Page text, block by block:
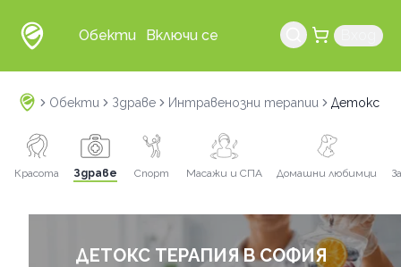
Обекти Включи се
Обекти Здраве Интравенозни терапии Детокс
Красота Здраве Спорт Масажи и СПА Домашни любимци
ДЕТОКС ТЕРАПИЯ В СОФИЯ